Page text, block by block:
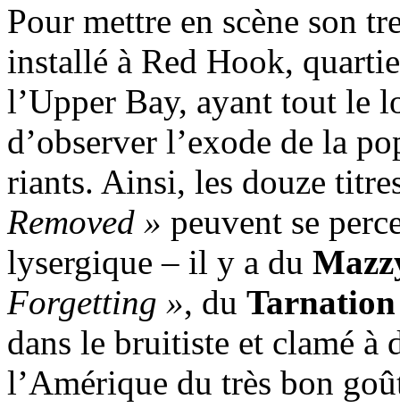
Pour mettre en scène son
installé à Red Hook,
l’Upper Bay, ayant tout le
d’observer l’exode de la
riants. Ainsi, les douze
Removed » peuvent se
lysergique – il y a du
Forgetting », du Tarnation
dans le bruitiste et clamé
l’Amérique du très bon